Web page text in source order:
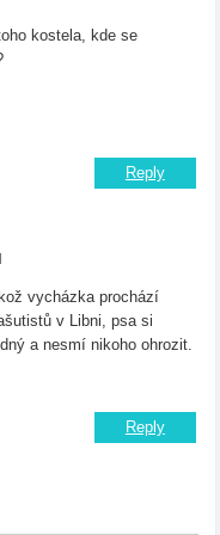
kostela, kde se
Reply
vycházka prochází
v Libni, psa si
a nesmí nikoho ohrozit.
Reply